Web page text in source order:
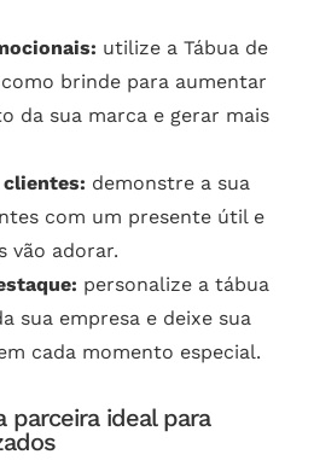
utilize a Tábua de
brinde para aumentar
da sua marca e gerar mais
clientes: demonstre a sua
com um presente útil e
vão adorar.
personalize a tábua
sua empresa e deixe sua
cada momento especial.
parceira ideal para